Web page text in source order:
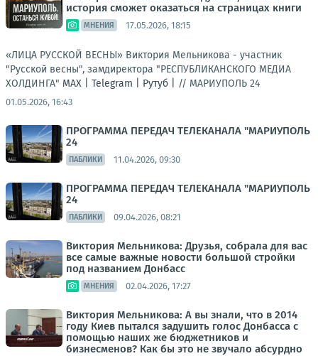
история сможет оказаться на страницах книги
МНЕНИЯ 17.05.2026, 18:15
«ЛИЦА РУССКОЙ ВЕСНЫ» Виктория Мельникова - участник
"Русской весны", замдиректора "РЕСПУБЛИКАНСКОГО МЕДИА
ХОЛДИНГА" МАХ | Telegram | Рутуб | // МАРИУПОЛЬ 24
01.05.2026, 16:43
ПРОГРАММА ПЕРЕДАЧ ТЕЛЕКАНАЛА "МАРИУПОЛЬ
24
ПАБЛИКИ 11.04.2026, 09:30
ПРОГРАММА ПЕРЕДАЧ ТЕЛЕКАНАЛА "МАРИУПОЛЬ
24
ПАБЛИКИ 09.04.2026, 08:21
Виктория Мельникова: Друзья, собрала для вас
все самые важные новости большой стройки
под названием Донбасс
МНЕНИЯ 02.04.2026, 17:27
Виктория Мельникова: А вы знали, что в 2014
году Киев пытался задушить голос Донбасса с
помощью наших же бюджетников и
бизнесменов? Как бы это не звучало абсурдно